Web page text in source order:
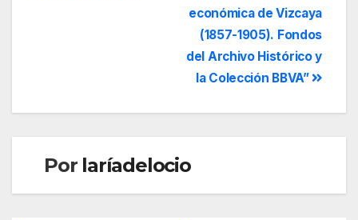
económica de Vizcaya
(1857-1905). Fondos
del Archivo Histórico y
la Colección BBVA”
Por laríadelocio